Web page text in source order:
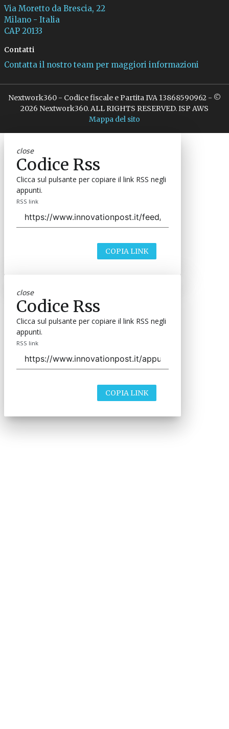
Via Moretto da Brescia, 22
Milano - Italia
CAP 20133
Contatti
Contatta il nostro team per maggiori informazioni
Nextwork360 - Codice fiscale e Partita IVA 13868590962 - ©
2026 Nextwork360. ALL RIGHTS RESERVED. ISP AWS
Mappa del sito
close
Codice Rss
Clicca sul pulsante per copiare il link RSS negli
appunti.
RSS link
COPIA LINK
close
Codice Rss
Clicca sul pulsante per copiare il link RSS negli
appunti.
RSS link
COPIA LINK